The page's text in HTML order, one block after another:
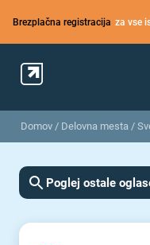
Brezplačna registracija za vse
Domov / Delovna mesta /
Poglej ostale